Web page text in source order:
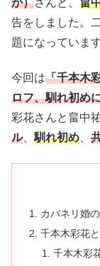
告をしました。
題になっていま
今回は「千本木
ロフ、馴れ初め
彩花さんと畠中
ル、 馴れ初め
カバネリ婚
千本木彩花
千本木彩